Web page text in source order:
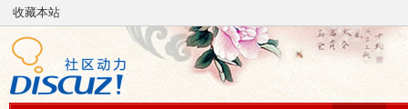
收藏本站